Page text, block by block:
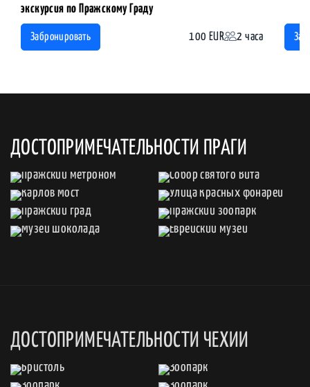
экскурсия по Пражскому Граду
Забронировать 100 EUR 2 часа
ДОСТОПРИМЕЧАТЕЛЬНОСТИ ПРАГИ
ДОСТОПРИМЕЧАТЕЛЬНОСТИ ЧЕХИИ